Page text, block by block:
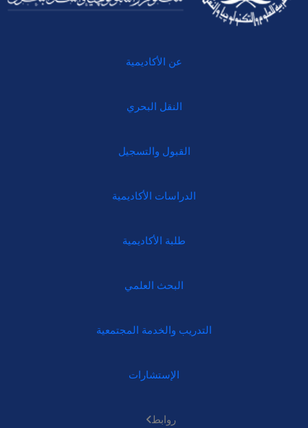
عن الأكاديمية
النقل البحري
القبول والتسجيل
الدراسات الأكاديمية
طلبة الأكاديمية
البحث العلمي
التدريب والخدمة المجتمعية
الإستشارات
روابط